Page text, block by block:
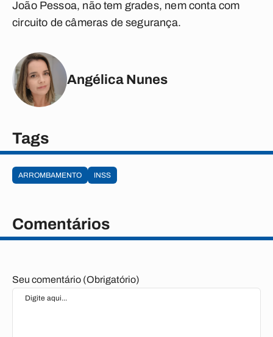
João Pessoa, não tem grades, nem conta com
circuito de câmeras de segurança.
Angélica Nunes
Tags
ARROMBAMENTO INSS
Comentários
Seu comentário (Obrigatório)